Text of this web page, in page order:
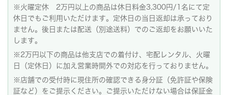
※火曜定休 2万円以上の商品は休日料金3,300円/1名にて定
休日でもご利用いただけます。定休日の当日返却は承っており
ません。後日または配送（別途送料）でのご返却をお願いいた
します。
※2万円以下の商品は他支店での着付け、宅配レンタル、火曜
日（定休日）に加え営業時間外での対応を行っておりません。
※店舗での受付時に現住所の確認できる身分証（免許証や保険
証など）をご提示ください。ご提示いただけない場合は保証金